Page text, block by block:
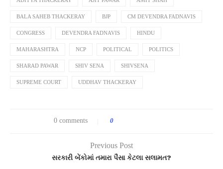
BALA SAHEB THACKERAY BJP CM DEVENDRA FADNAVIS
CONGRESS DEVENDRA FADNAVIS HINDU
MAHARASHTRA NCP POLITICAL POLITICS
SHARAD PAWAR SHIV SENA SHIVSENA
SUPREME COURT UDDHAV THACKERAY
0 comments 0
Previous Post
સરકારી બેંકોમાં તમારા પૈસા કેટલા સલામત?